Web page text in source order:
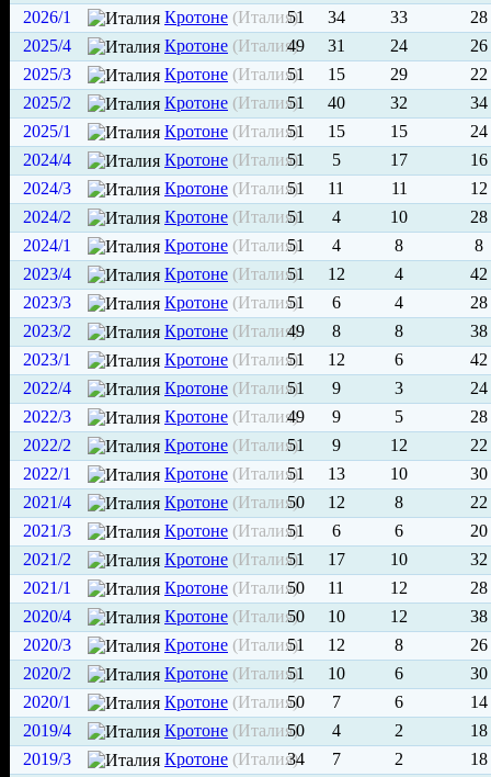
2026/1
Кротоне (Италия)
51 34 33
28
2025/4
Кротоне (Италия)49 31 24
26
2025/3
Кротоне (Италия)
51 15 29
22
2025/2
Кротоне (Италия)
51 40 32
34
2025/1
Кротоне (Италия)
51 15 15
24
2024/4
Кротоне (Италия)
51 5 17
16
2024/3
Кротоне (Италия)
51 11 11
12
2024/2
Кротоне (Италия)
51 4 10
28
2024/1
Кротоне (Италия)
51 4 8
8
2023/4
Кротоне (Италия)
51 12 4
42
2023/3
Кротоне (Италия)
51 6 4
28
2023/2
Кротоне (Италия)49 8 8
38
2023/1
Кротоне (Италия)
51 12 6
42
2022/4
Кротоне (Италия)
51 9 3
24
2022/3
Кротоне (Италия)49 9 5
28
2022/2
Кротоне (Италия)
51 9 12
22
2022/1
Кротоне (Италия)
51 13 10
30
2021/4
Кротоне (Италия)50 12 8
22
2021/3
Кротоне (Италия)
51 6 6
20
2021/2
Кротоне (Италия)
51 17 10
32
2021/1
Кротоне (Италия)50 11 12
28
2020/4
Кротоне (Италия)50 10 12
38
2020/3
Кротоне (Италия)
51 12 8
26
2020/2
Кротоне (Италия)
51 10 6
30
2020/1
Кротоне (Италия)50 7 6
14
2019/4
Кротоне (Италия)50 4 2
18
2019/3
Кротоне (Италия)34 7 2
18